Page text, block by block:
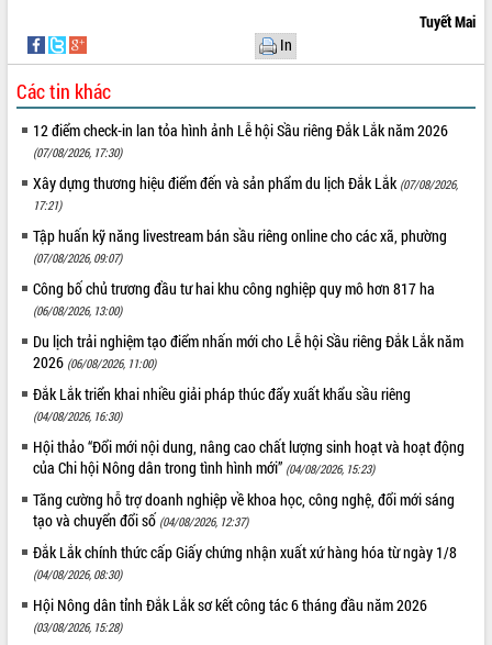
Tuyết Mai
In
Các tin khác
12 điểm check-in lan tỏa hình ảnh Lễ hội Sầu riêng Đắk Lắk năm 2026
(07/08/2026, 17:30)
Xây dựng thương hiệu điểm đến và sản phẩm du lịch Đắk Lắk (07/08/2026,
17:21)
Tập huấn kỹ năng livestream bán sầu riêng online cho các xã, phường
(07/08/2026, 09:07)
Công bố chủ trương đầu tư hai khu công nghiệp quy mô hơn 817 ha
(06/08/2026, 13:00)
Du lịch trải nghiệm tạo điểm nhấn mới cho Lễ hội Sầu riêng Đắk Lắk năm
2026 (06/08/2026, 11:00)
Đắk Lắk triển khai nhiều giải pháp thúc đẩy xuất khẩu sầu riêng
(04/08/2026, 16:30)
Hội thảo “Đổi mới nội dung, nâng cao chất lượng sinh hoạt và hoạt động
của Chi hội Nông dân trong tình hình mới” (04/08/2026, 15:23)
Tăng cường hỗ trợ doanh nghiệp về khoa học, công nghệ, đổi mới sáng
tạo và chuyển đổi số (04/08/2026, 12:37)
Đắk Lắk chính thức cấp Giấy chứng nhận xuất xứ hàng hóa từ ngày 1/8
(04/08/2026, 08:30)
Hội Nông dân tỉnh Đắk Lắk sơ kết công tác 6 tháng đầu năm 2026
(03/08/2026, 15:28)